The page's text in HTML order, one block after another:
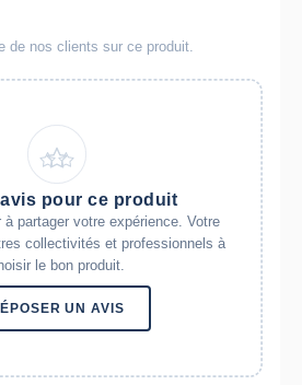
de nos clients sur ce produit.
pour ce produit
partager votre expérience. Votre
collectivités et professionnels à
le bon produit.
UN AVIS